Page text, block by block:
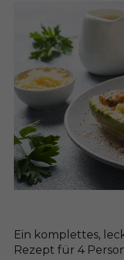
Ein komplettes,
Rezept für 4